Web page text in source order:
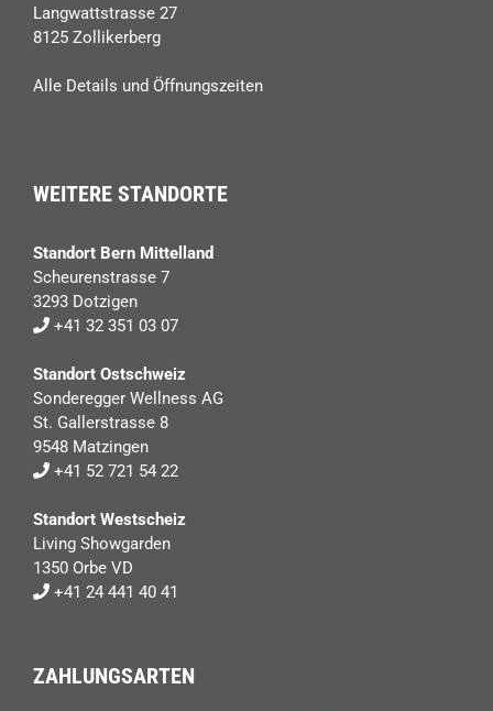
Langwattstrasse 27
8125 Zollikerberg
Alle Details und Öffnungszeiten
WEITERE STANDORTE
Standort Bern Mittelland
Scheurenstrasse 7
3293 Dotzigen
+41 32 351 03 07
Standort Ostschweiz
Sonderegger Wellness AG
St. Gallerstrasse 8
9548 Matzingen
+41 52 721 54 22
Standort Westscheiz
Living Showgarden
1350 Orbe VD
+41 24 441 40 41
ZAHLUNGSARTEN